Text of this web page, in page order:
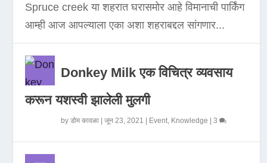
Spruce creek या शहरात घरासमोर आहे विमानाची पार्किंग
आम्ही आज आपल्याला एका अशा शहराबद्दल सांगणार...
Donkey Milk एक विचित्र व्यवसाय
करून यशस्वी झालेली मुलगी
byडोम कावळा |जून 23, 2021 Event, Knowledge |3